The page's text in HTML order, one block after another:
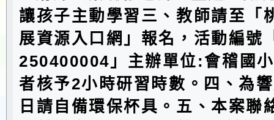
讓孩子主動學習三、教師請至「
展資源入口網」報名，活動編號
250400004」主辦單位:會稽國
者核予2小時研習時數。四、為
日請自備環保杯具。五、本案聯